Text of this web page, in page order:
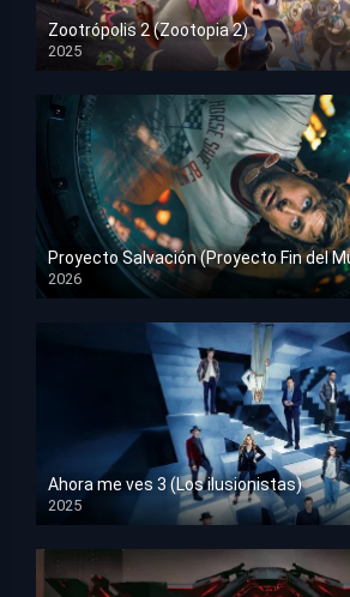
Zootrópolis 2 (Zootopia 2)
2025
HD 1080p
Proyecto Salvación (Proyecto Fin del
2026
HD 1080p
Ahora me ves 3 (Los ilusionistas)
2025
HD 1080p